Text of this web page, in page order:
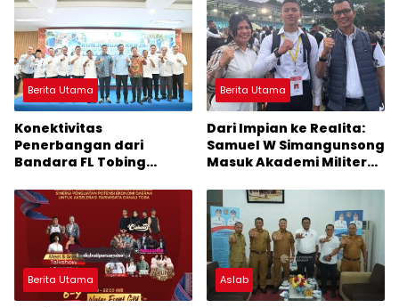
Dihibur Marsada Band
Berita Utama
Konektivitas
Penerbangan dari
Bandara FL Tobing
Jadi Perhatian Anggota
DPR RI Muhammad Lokot
Nasution
Berita Utama
Dari Impian ke Realita:
Samuel W Simangunsong
Masuk Akademi Militer
Berita Utama Aslab